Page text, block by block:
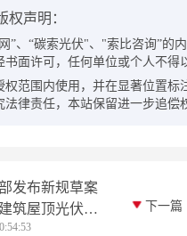
声明：
”、“碳索光伏"、"索比咨询”的
面许可，任何单位或个人不得
权范围内使用，并在显著位置
律责任，本站保留进一步追偿
发布新规草案
筑屋顶光伏发
下一篇